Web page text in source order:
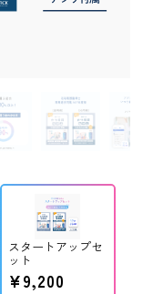
スタートアップセ
ット
¥9,200